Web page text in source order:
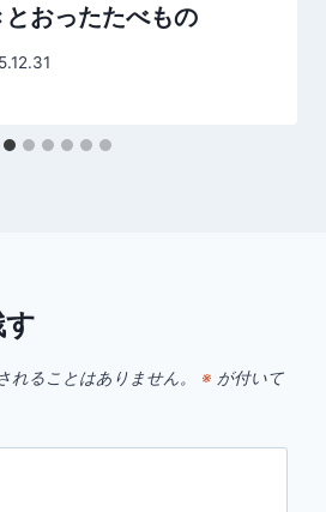
おったたべもの
れることはありません。 ※ が付いて